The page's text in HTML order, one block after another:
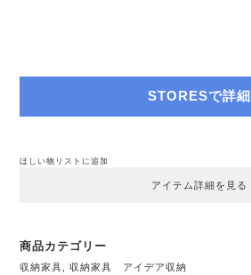
STORESで詳細
ほしい物リストに追加
アイテム詳細を見る
商品カテゴリー
収納家具,収納家具 アイデア収納